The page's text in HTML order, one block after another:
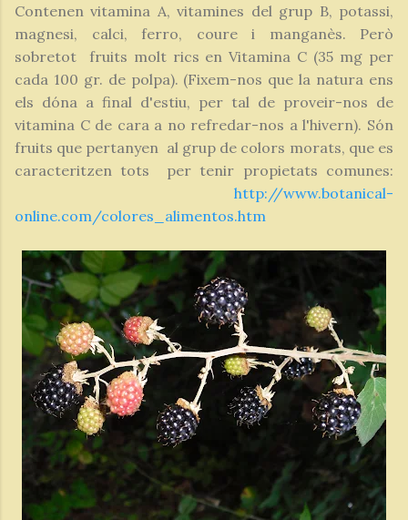
Contenen vitamina A, vitamines del grup B, potassi,
magnesi, calci, ferro, coure i manganès. Però
sobretot fruits molt rics en Vitamina C (35 mg per
cada 100 gr. de polpa). (Fixem-nos que la natura ens
els dóna a final d'estiu, per tal de proveir-nos de
vitamina C de cara a no refredar-nos a l'hivern). Són
fruits que pertanyen al grup de colors morats, que es
caracteritzen tots per tenir propietats comunes:
http://www.botanical-
online.com/colores_alimentos.htm